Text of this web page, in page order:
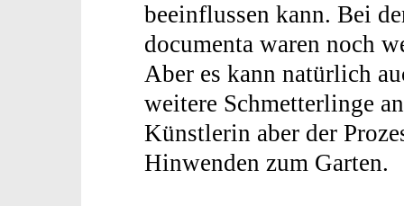
beeinflussen kann. Bei
documenta waren noch
Aber es kann natürlich
weitere Schmetterlinge
Künstlerin aber der
Hinwenden zum Garten.